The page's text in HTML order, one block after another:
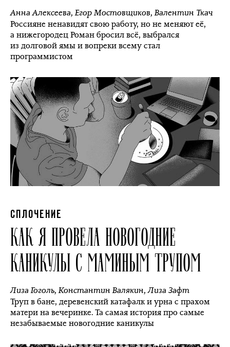
Анна Алексеева,Егор Мостовщиков,Валентин Ткач
Россияне ненавидят свою работу, но не меняют её,
а нижегородец Роман бросил всё, выбрался
из долговой ямы и вопреки всему стал
программистом
СПЛОЧЕНИЕ
КАК Я ПРОВЕЛА НОВОГОДНИЕ
КАНИКУЛЫ С МАМИНЫМ ТРУПОМ
Лиза Гоголь,Константин Валякин,Лиза Зафт
Труп в бане, деревенский катафалк и урна с прахом
матери на вечеринке. Та самая история про самые
незабываемые новогодние каникулы